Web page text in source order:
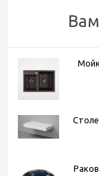
Цвет
Вес
- Самовывоз из